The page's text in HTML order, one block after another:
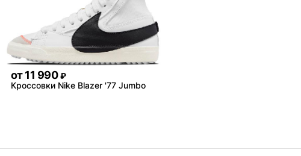
от11 990 ₽
Кроссовки Nike Blazer '77 Jumbo